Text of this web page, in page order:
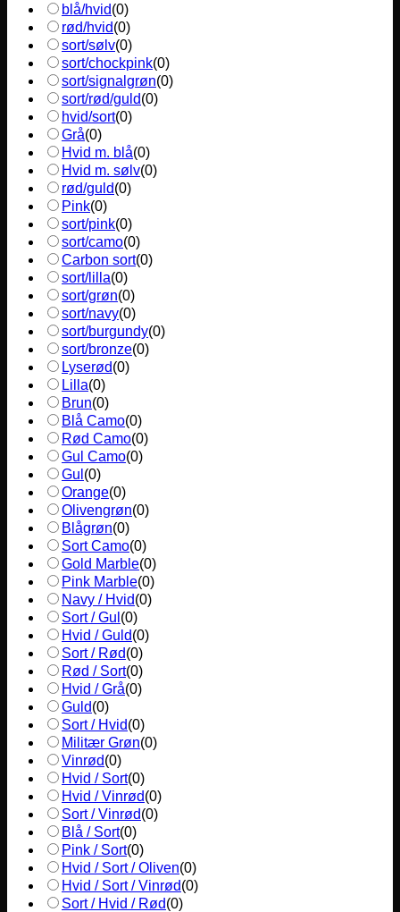
blå/hvid(0)
rød/hvid(0)
sort/sølv(0)
sort/chockpink(0)
sort/signalgrøn(0)
sort/rød/guld(0)
hvid/sort(0)
Grå(0)
Hvid m. blå(0)
Hvid m. sølv(0)
rød/guld(0)
Pink(0)
sort/pink(0)
sort/camo(0)
Carbon sort(0)
sort/lilla(0)
sort/grøn(0)
sort/navy(0)
sort/burgundy(0)
sort/bronze(0)
Lyserød(0)
Lilla(0)
Brun(0)
Blå Camo(0)
Rød Camo(0)
Gul Camo(0)
Gul (0)
Orange(0)
Olivengrøn(0)
Blågrøn(0)
Sort Camo(0)
Gold Marble(0)
Pink Marble(0)
Navy / Hvid(0)
Sort / Gul (0)
Hvid / Guld(0)
Sort / Rød(0)
Rød / Sort(0)
Hvid / Grå(0)
Guld(0)
Sort / Hvid(0)
Militær Grøn(0)
Vinrød(0)
Hvid / Sort(0)
Hvid / Vinrød(0)
Sort / Vinrød(0)
Blå / Sort(0)
Pink / Sort(0)
Hvid / Sort / Oliven(0)
Hvid / Sort / Vinrød(0)
Sort / Hvid / Rød(0)